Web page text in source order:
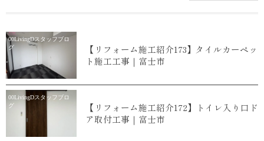
00LivingDスタッフブロ
グ
【リフォーム施工紹介173】タイルカーペッ
ト施工工事｜富士市
00LivingDスタッフブロ
グ
【リフォーム施工紹介172】トイレ入り口ド
ア取付工事｜富士市